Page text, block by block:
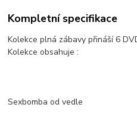
Kompletní specifikace
Kolekce plná zábavy přináší 6
Kolekce obsahuje :
Sexbomba od vedle